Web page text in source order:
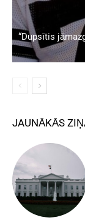
“Dupsītis
JAUNĀKĀS